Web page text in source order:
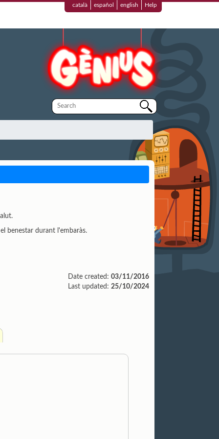
català español english Help
benestar durant l'embaràs.
Date created: 03/11/2016
Last updated: 25/10/2024